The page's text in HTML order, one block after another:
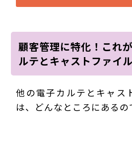
顧客管理に特化！これ
ルテとキャストファイ
他の電子カルテとキャス
は、どんなところにあるの